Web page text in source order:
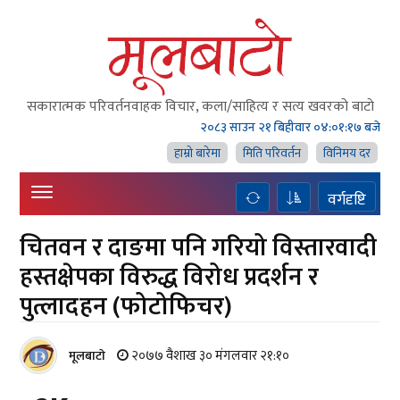
सकारात्मक परिवर्तनवाहक विचार, कला/साहित्य र सत्य खवरको बाटाे
२०८३ साउन २१ बिहीवार०४:०१:१९ बजे
हाम्राे बारेमा
मिति परिवर्तन विनिमय दर
वर्गदृष्टि
चितवन र दाङमा पनि गरियो विस्तारवादी
हस्तक्षेपका विरुद्ध विरोध प्रदर्शन र
पुत्लादहन (फोटोफिचर)
मूलबाटाे २०७७ वैशाख ३० मंगलवार २१:१०